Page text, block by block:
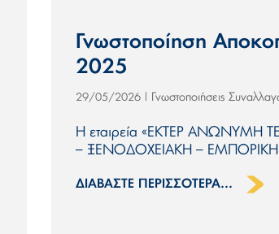
Γνωστοποίηση
2025
29/05/2026 Γνωστοποιήσεις
Η εταιρεία «EΚΤΕΡ ΑΝΩΝΥΜΗ
– ΞΕΝΟΔΟΧΕΙΑΚΗ – ΕΜΠΟΡΙΚΗ
ΔΙΑΒΆΣΤΕ ΠΕΡΙΣΣΌΤΕΡΑ...